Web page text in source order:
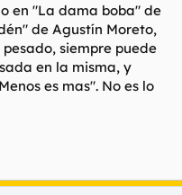
en "La dama boba" de
de Agustín Moreto,
siempre puede
en la misma, y
es mas". No es lo